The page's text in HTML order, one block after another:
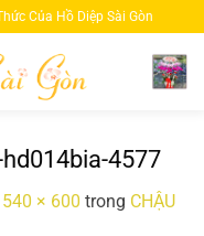
Của Hồ Diệp Sài Gòn
4577
540 × 600 trong CHẬU